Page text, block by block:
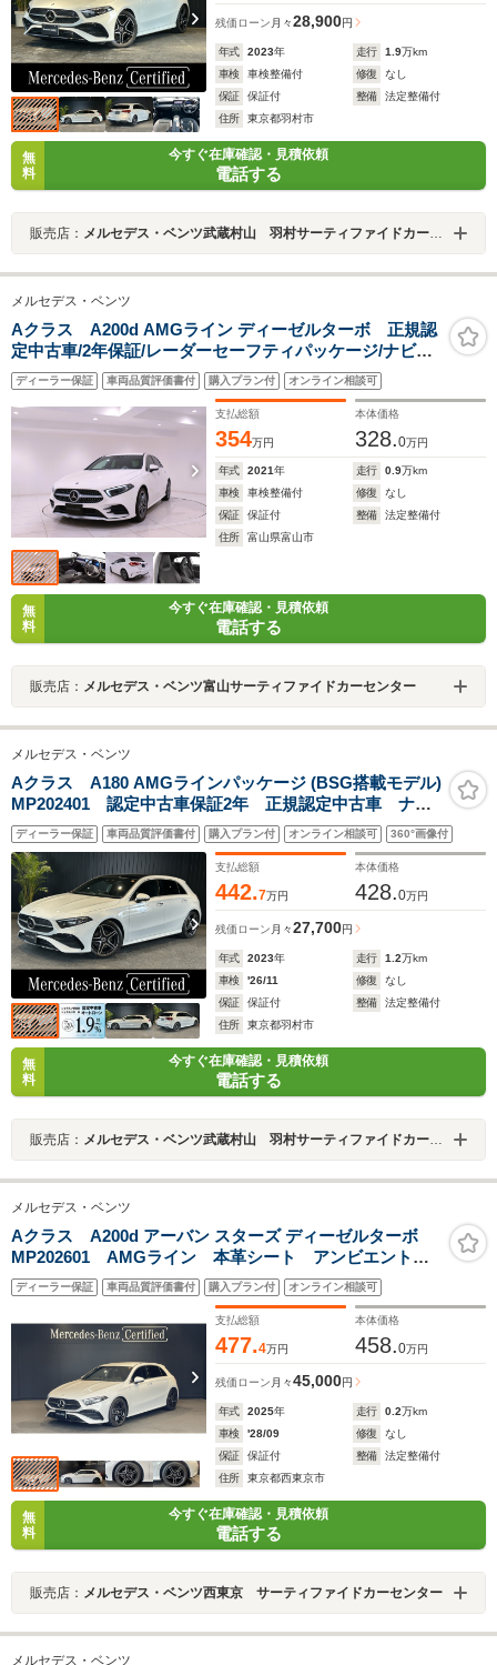
残価ローン 月々28,900円
年式 2023年 走行 1.9万km
車検
車検整備付 修復
なし
保証
保証付 整備
法定整備付
住所
東京都羽村市
無
料
今すぐ在庫確認・見積依頼
電話する
販売店： メルセデス・ベンツ武蔵村山 羽村サーティファイドカーセンター
メルセデス・ベンツ
Aクラス A200d AMGライン ディーゼルターボ 正規認
定中古車/2年保証/レーダーセーフティパッケージ/ナビゲ
ーションパッケージ/マルチビームLEDヘッドライト/アダ
プティブハイビームアシスト/メモリー付フルパワーシー
ト/アクティブパーキングアシスト
ディーラー保証 車両品質評価書付 購入プラン付 オンライン相談可
支払総額
354万円
本体価格
328.0万円
年式 2021年 走行 0.9万km
車検
車検整備付 修復
なし
保証
保証付 整備
法定整備付
住所
富山県富山市
無
料
今すぐ在庫確認・見積依頼
電話する
販売店： メルセデス・ベンツ富山サーティファイドカーセンター
メルセデス・ベンツ
Aクラス A180 AMGラインパッケージ (BSG搭載モデル)
MP202401 認定中古車保証2年 正規認定中古車 ナビ
ゲーションパッケージ パノラミックスライディングル
ーフ アドバンスドパッケージ メモリ付きパワーシー
ト シートヒーター機能 アンビエントライト ETC
ACC
ディーラー保証 車両品質評価書付 購入プラン付 オンライン相談可 360°画像付
支払総額
442.7万円
本体価格
428.0万円
残価ローン 月々27,700円
年式 2023年 走行 1.2万km
車検
'26/11 修復
なし
保証
保証付 整備
法定整備付
住所
東京都羽村市
無
料
今すぐ在庫確認・見積依頼
電話する
販売店： メルセデス・ベンツ武蔵村山 羽村サーティファイドカーセンター
メルセデス・ベンツ
Aクラス A200d アーバン スターズ ディーゼルターボ
MP202601 AMGライン 本革シート アンビエントラ
イト スマートキー ドライビングアシスタンスパッケ
ージ プライバシーガラス シートヒーター リアビュ
ーカメラ ワイヤレスチャージング
ディーラー保証 車両品質評価書付 購入プラン付 オンライン相談可
支払総額
477.4万円
本体価格
458.0万円
残価ローン 月々45,000円
年式 2025年 走行 0.2万km
車検
'28/09 修復
なし
保証
保証付 整備
法定整備付
住所
東京都西東京市
無
料
今すぐ在庫確認・見積依頼
電話する
販売店： メルセデス・ベンツ西東京 サーティファイドカーセンター
メルセデス・ベンツ